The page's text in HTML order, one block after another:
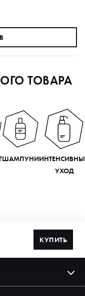
ТОВАРА
ШАМПУНИ
УХОД
КУПИТЬ